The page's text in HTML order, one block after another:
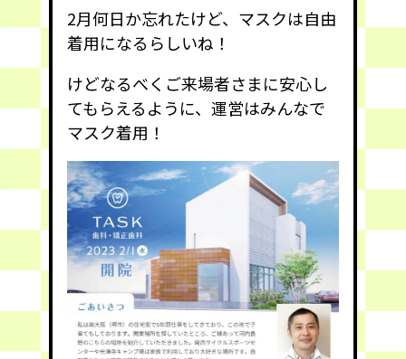
2月何日か忘れたけど、マスクは自由
着用になるらしいね！
けどなるべくご来場者さまに安心し
てもらえるように、運営はみんなで
マスク着用！